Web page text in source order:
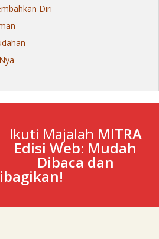
Diri
Ikuti Majalah MITRA
Edisi Web: Mudah
Dibaca dan